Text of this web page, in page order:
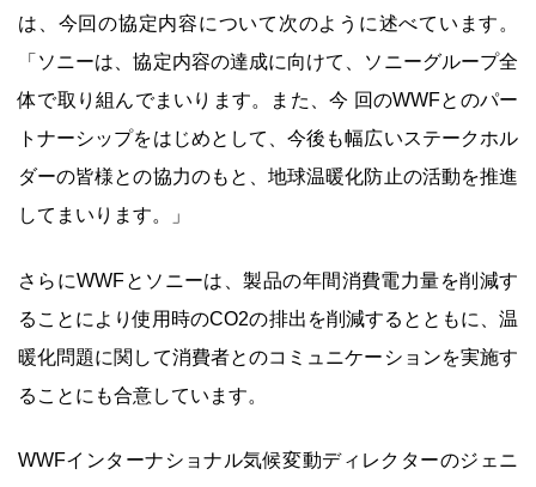
は、今回の協定内容について次のように述べています。
「ソニーは、協定内容の達成に向けて、ソニーグループ全
体で取り組んでまいります。また、今 回のWWFとのパー
トナーシップをはじめとして、今後も幅広いステークホル
ダーの皆様との協力のもと、地球温暖化防止の活動を推進
してまいります。」
さらにWWFとソニーは、製品の年間消費電力量を削減す
ることにより使用時のCO2の排出を削減するとともに、温
暖化問題に関して消費者とのコミュニケーションを実施す
ることにも合意しています。
WWFインターナショナル気候変動ディレクターのジェニ